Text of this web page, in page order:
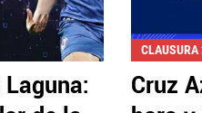
Cruz